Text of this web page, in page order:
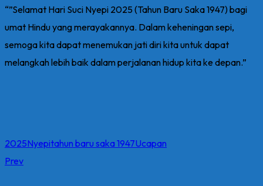
“”Selamat Hari Suci Nyepi 2025 (Tahun Baru Saka 1947) bagi
umat Hindu yang merayakannya. Dalam keheningan sepi,
semoga kita dapat menemukan jati diri kita untuk dapat
melangkah lebih baik dalam perjalanan hidup kita ke depan.”
2025Nyepitahun baru saka 1947Ucapan
Prev